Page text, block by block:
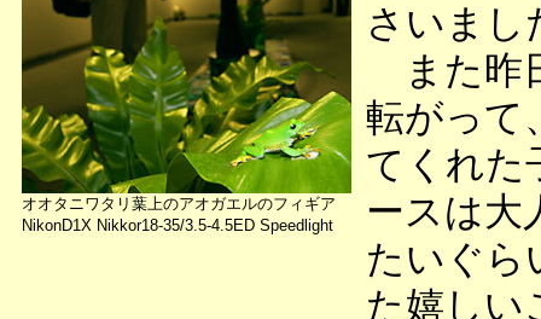
オオタニワタリ葉上のアオガエルのフィギア
NikonD1X Nikkor18-35/3.5-4.5ED Speedlight
さいまし
また昨
転がって
てくれた
ースは大
たいぐら
た嬉しい